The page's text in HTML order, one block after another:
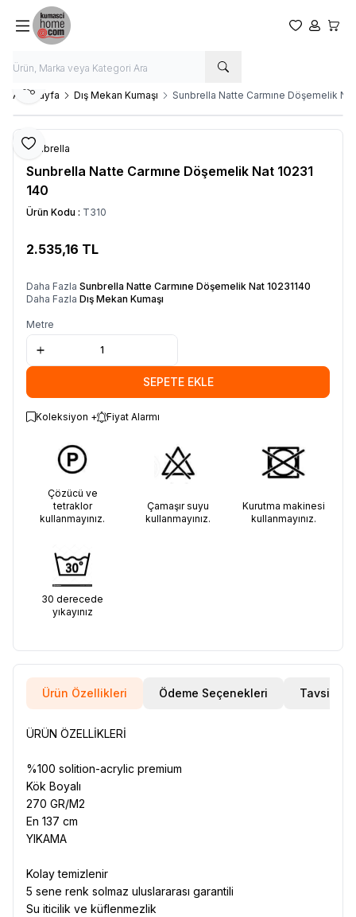
Favorilerim
Hesabım
Ana Sayfa Dış Mekan Kumaşı Sunbrella Natte Carmıne Döşemelik
Favoriye Ekle
Paylaş
Sunbrella
Sunbrella Natte Carmıne Döşemelik Nat 10231
140
Ürün Kodu : T310
2.535,16 TL
Daha Fazla Sunbrella Natte Carmıne Döşemelik Nat 10231140
Daha Fazla Dış Mekan Kumaşı
Metre
SEPETE EKLE
Koleksiyon + Fiyat Alarmı
Çözücü ve
tetraklor
kullanmayınız.
Çamaşır suyu
kullanmayınız.
Kurutma makinesi
kullanmayınız.
30 derecede
yıkayınız
Ürün Özellikleri Ödeme Seçenekleri Tavsiye Et
ÜRÜN ÖZELLİKLERİ
%100 solition-acrylic premium
Kök Boyalı
270 GR/M2
En 137 cm
YIKAMA
Kolay temizlenir
5 sene renk solmaz uluslararası garantili
Su iticilik ve küflenmezlik